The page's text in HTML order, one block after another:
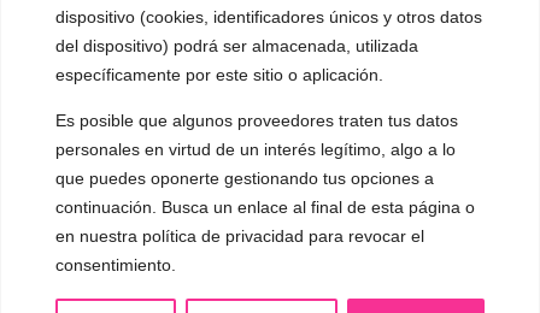
dispositivo (cookies, identificadores únicos y otros datos
del dispositivo) podrá ser almacenada, utilizada
específicamente por este sitio o aplicación.
Es posible que algunos proveedores traten tus datos
personales en virtud de un interés legítimo, algo a lo
que puedes oponerte gestionando tus opciones a
continuación. Busca un enlace al final de esta página o
en nuestra política de privacidad para revocar el
consentimiento.
▪️ Modificación del acento
🟥 CIRUGÍA: Glotoplastia
CONTACTO Y CITAS
✅Pide tu CITA ONLINE
WhatsApp :+34 625 14 46 47
Email :contacto@femivoz.es